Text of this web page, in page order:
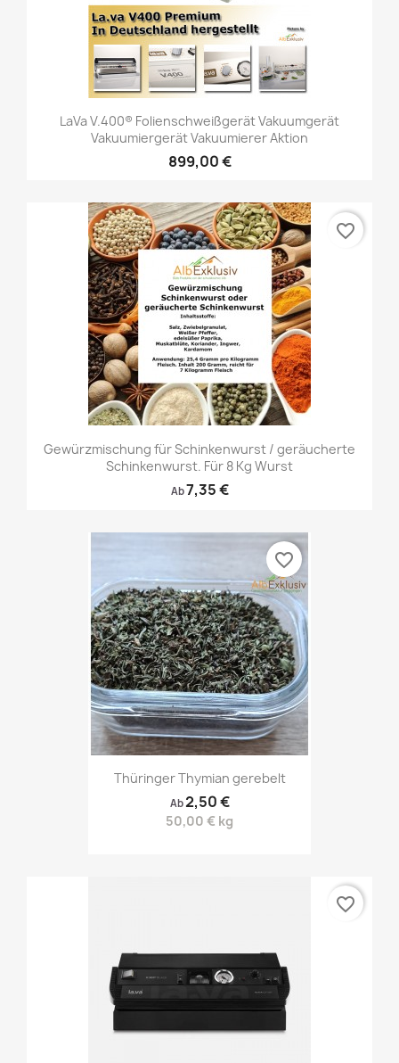
LaVa V.400® Folienschweißgerät Vakuumgerät
Vakuumiergerät Vakuumierer Aktion
899,00 €
Gewürzmischung für Schinkenwurst / geräucherte
Schinkenwurst. Für 8 Kg Wurst
Ab7,35 €
favorite_border
Thüringer Thymian gerebelt
Ab2,50 €
50,00 € kg
favorite_border
favorite_border